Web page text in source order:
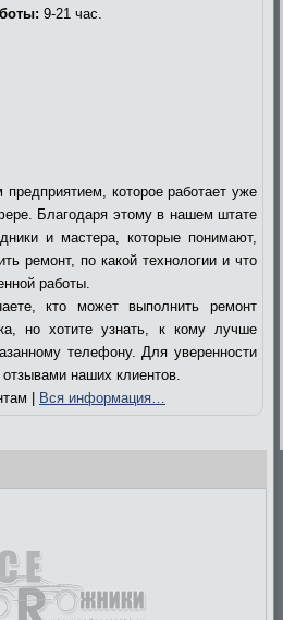
9-21 час.
которое работает уже
Благодаря этому в нашем штате
и мастера, которые понимают,
ремонт, по какой технологии и что
работы.
кто может выполнить ремонт
но хотите узнать, к кому лучше
телефону. Для уверенности
наших клиентов.
| Вся информация…